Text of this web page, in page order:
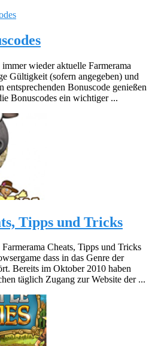
wieder aktuelle Farmerama
Gültigkeit (sofern angegeben) und
Bonuscode genießen
Bonuscodes ein wichtiger ...
Tipps und Tricks
Cheats, Tipps und Tricks
dass in das Genre der
Bereits im Oktober 2010 haben
täglich Zugang zur Website der ...